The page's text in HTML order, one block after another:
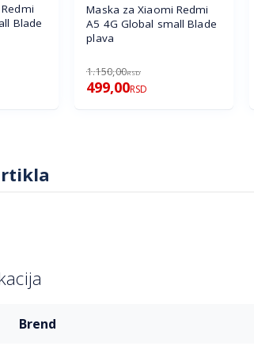
Blade
Maska za Xiaomi Redmi
A5 4G Global small Blade
plava
1.150,00RSD
499,00RSD
brend